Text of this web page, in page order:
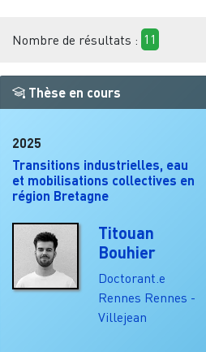
Nombre de résultats : 11
Thèse en cours
2025
Transitions industrielles, eau
et mobilisations collectives en
région Bretagne
Titouan
Bouhier
Doctorant.e
Rennes Rennes -
Villejean